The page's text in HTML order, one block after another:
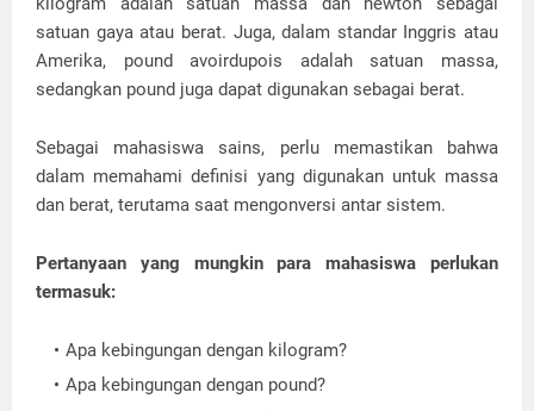
satuan gaya atau berat. Juga, dalam standar Inggris atau
Amerika, pound avoirdupois adalah satuan massa,
sedangkan pound juga dapat digunakan sebagai berat.
Sebagai mahasiswa sains, perlu memastikan bahwa
dalam memahami definisi yang digunakan untuk massa
dan berat, terutama saat mengonversi antar sistem.
Pertanyaan yang mungkin para mahasiswa perlukan
termasuk:
Apa kebingungan dengan kilogram?
Apa kebingungan dengan pound?